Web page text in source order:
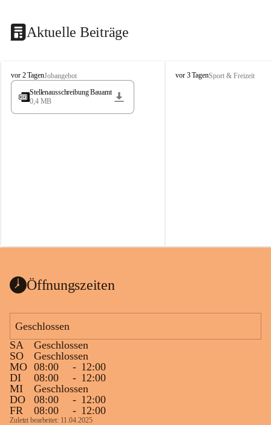
Aktuelle Beiträge
S
t
s
vor 2 TagenJobangebot
Stellenausschreibung Bauamt
0,4 MB
S
vor 3 TagenSport & Freizeit
Öffnungszeiten
Geschlossen
SA
Geschlossen
SO
Geschlossen
MO 08:00 - 12:00
DI
08:00 - 12:00
MI
Geschlossen
DO
08:00 - 12:00
FR
08:00 - 12:00
Zuletzt bearbeitet: 11.04.2025